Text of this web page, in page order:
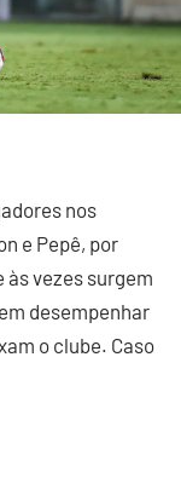
nos
e Pepê, por
às vezes surgem
desempenhar
o clube. Caso